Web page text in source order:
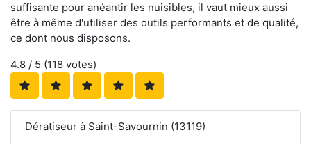
suffisante pour anéantir les nuisibles, il vaut mieux aussi
être à même d'utiliser des outils performants et de qualité,
ce dont nous disposons.
4.8 / 5 (118 votes)
Dératiseur à Saint-Savournin (13119)